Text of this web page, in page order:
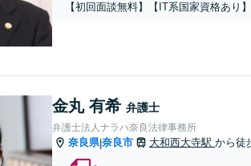
【初回面談無料】【IT系国家資格あり】
金丸 有希 弁護士
弁護士法人ナラハ奈良法律事務所
奈良県|奈良市 大和西大寺駅 から徒